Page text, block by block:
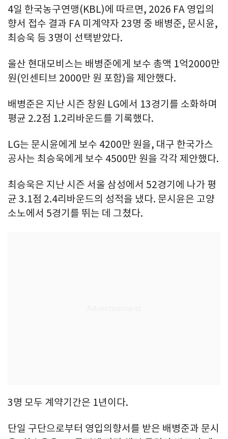
4일 한국농구연맹(KBL)에 따르면, 2026 FA 영입의
향서 접수 결과 FA 미계약자 23명 중 배병준, 문시윤,
최승욱 등 3명이 선택받았다.
울산 현대모비스는 배병준에게 보수 총액 1억2000만
원(인센티브 2000만 원 포함)을 제안했다.
배병준은 지난 시즌 창원 LG에서 13경기를 소화하며
평균 2.2점 1.2리바운드를 기록했다.
LG는 문시윤에게 보수 4200만 원을, 대구 한국가스
공사는 최승욱에게 보수 4500만 원을 각각 제안했다.
최승욱은 지난 시즌 서울 삼성에서 52경기에 나가 평
균 3.1점 2.4리바운드의 성적을 냈다. 문시윤은 고양
소노에서 5경기를 뛰는 데 그쳤다.
3명 모두 계약기간은 1년이다.
단일 구단으로부터 영입의향서를 받은 배병준과 문시